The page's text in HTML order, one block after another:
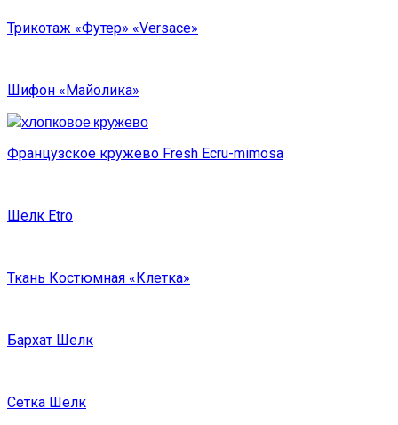
Трикотаж «Футер» «Versace»
Шифон «Майолика»
Французское кружево Fresh Ecru-mimosa
Шелк Etro
Ткань Костюмная «Клетка»
Бархат Шелк
Сетка Шелк